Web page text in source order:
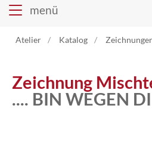
menü
Atelier
Atelier Katalog
Zeichnung
.... BIN WEGEN